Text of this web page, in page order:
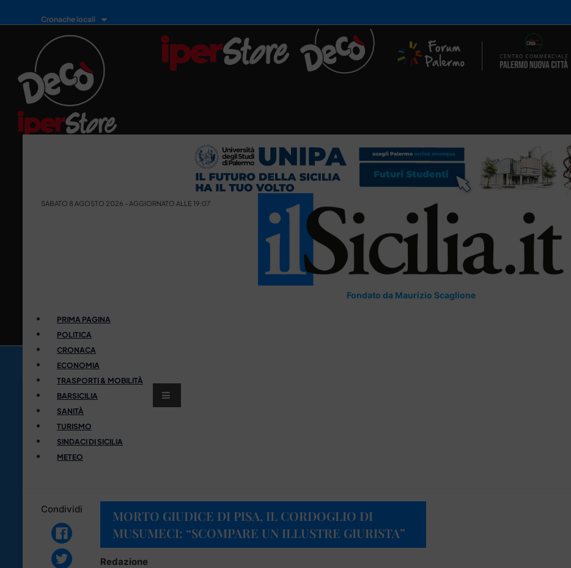
Cronache locali
SABATO 8 AGOSTO 2026 - AGGIORNATO ALLE 19:07
Fondato da Maurizio Scaglione
PRIMA PAGINA
POLITICA
CRONACA
ECONOMIA
TRASPORTI & MOBILITÀ
BARSICILIA
SANITÀ
TURISMO
SINDACI DI SICILIA
METEO
Condividi
MORTO GIUDICE DI PISA, IL CORDOGLIO DI
MUSUMECI: “SCOMPARE UN ILLUSTRE GIURISTA”
Redazione